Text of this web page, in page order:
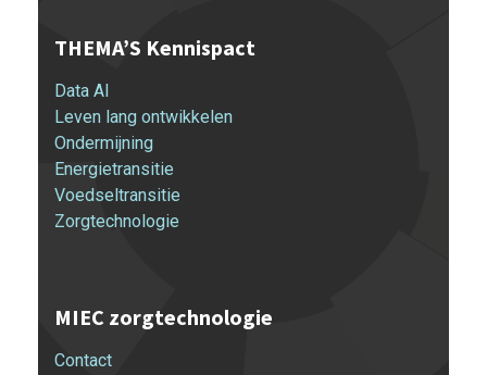
THEMA’S Kennispact
Data AI
Leven lang ontwikkelen
Ondermijning
Energietransitie
Voedseltransitie
Zorgtechnologie
MIEC zorgtechnologie
Contact